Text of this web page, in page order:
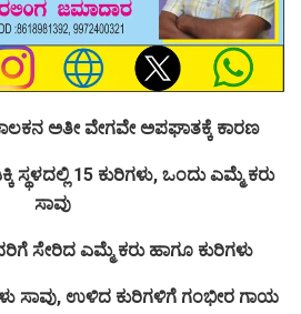
ಅತೀ ವೇಗವೇ ಅಪಘಾತಕ್ಕೆ ಕಾರಣ
ಸ್ಥಳದಲ್ಲಿ 15 ಕುರಿಗಳು, ಒಂದು ಎಮ್ಮೆ ಕರು
ಸಾವು
ಸೇರಿದ ಎಮ್ಮೆ ಕರು ಹಾಗೂ ಕುರಿಗಳು
ಸಾವು, ಉಳಿದ ಕುರಿಗಳಿಗೆ ಗಂಭೀರ ಗಾಯ